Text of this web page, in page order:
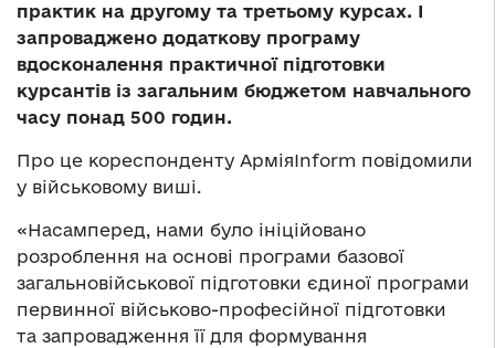
практик на другому та третьому курсах. І
запроваджено додаткову програму
вдосконалення практичної підготовки
курсантів із загальним бюджетом навчального
часу понад 500 годин.
Про це кореспонденту АрміяInform повідомили
у військовому виші.
«Насамперед, нами було ініційовано
розроблення на основі програми базової
загальновійськової підготовки єдиної програми
первинної військово-професійної підготовки
та запровадження її для формування